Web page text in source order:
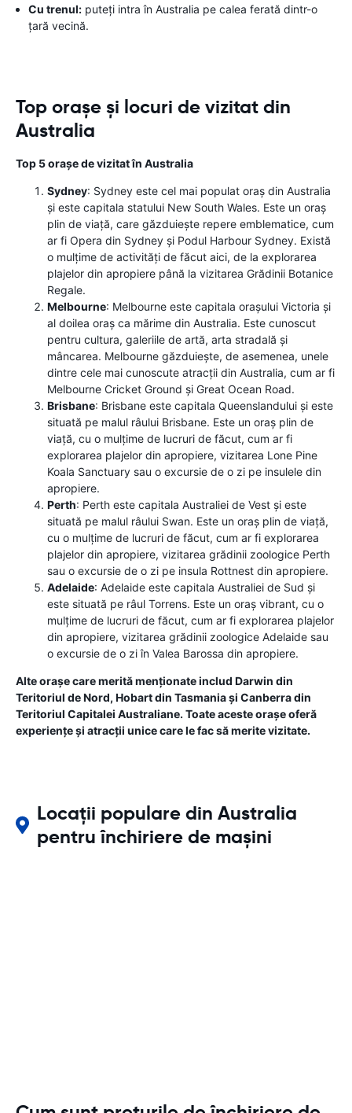
Cu trenul: puteți intra în Australia pe calea ferată dintr-o
țară vecină.
Top orașe și locuri de vizitat din
Australia
Top 5 orașe de vizitat în Australia
Sydney: Sydney este cel mai populat oraș din Australia
și este capitala statului New South Wales. Este un oraș
plin de viață, care găzduiește repere emblematice, cum
ar fi Opera din Sydney și Podul Harbour Sydney. Există
o mulțime de activități de făcut aici, de la explorarea
plajelor din apropiere până la vizitarea Grădinii Botanice
Regale.
Melbourne: Melbourne este capitala orașului Victoria și
al doilea oraș ca mărime din Australia. Este cunoscut
pentru cultura, galeriile de artă, arta stradală și
mâncarea. Melbourne găzduiește, de asemenea, unele
dintre cele mai cunoscute atracții din Australia, cum ar fi
Melbourne Cricket Ground și Great Ocean Road.
Brisbane: Brisbane este capitala Queenslandului și este
situată pe malul râului Brisbane. Este un oraș plin de
viață, cu o mulțime de lucruri de făcut, cum ar fi
explorarea plajelor din apropiere, vizitarea Lone Pine
Koala Sanctuary sau o excursie de o zi pe insulele din
apropiere.
Perth: Perth este capitala Australiei de Vest și este
situată pe malul râului Swan. Este un oraș plin de viață,
cu o mulțime de lucruri de făcut, cum ar fi explorarea
plajelor din apropiere, vizitarea grădinii zoologice Perth
sau o excursie de o zi pe insula Rottnest din apropiere.
Adelaide: Adelaide este capitala Australiei de Sud și
este situată pe râul Torrens. Este un oraș vibrant, cu o
mulțime de lucruri de făcut, cum ar fi explorarea plajelor
din apropiere, vizitarea grădinii zoologice Adelaide sau
o excursie de o zi în Valea Barossa din apropiere.
Alte orașe care merită menționate includ Darwin din
Teritoriul de Nord, Hobart din Tasmania și Canberra din
Teritoriul Capitalei Australiane. Toate aceste orașe oferă
experiențe și atracții unice care le fac să merite vizitate.
Locații populare din Australia
pentru închiriere de mașini